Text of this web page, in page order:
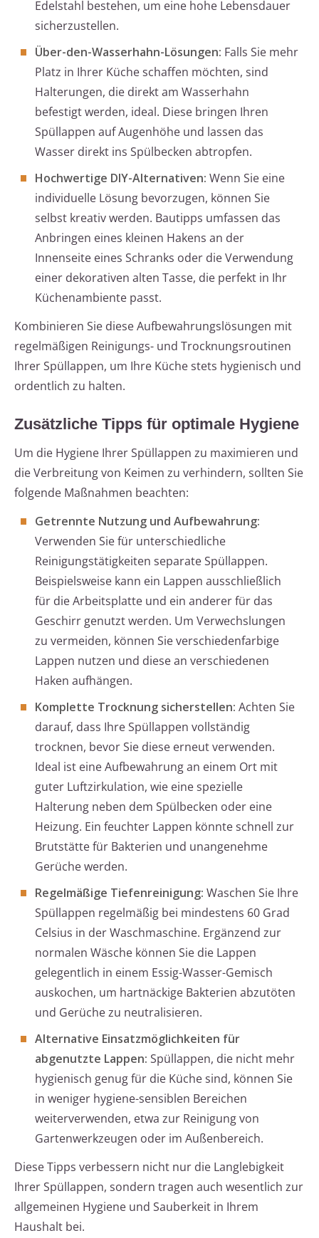
Edelstahl bestehen, um eine hohe Lebensdauer
sicherzustellen.
Über-den-Wasserhahn-Lösungen: Falls Sie mehr
Platz in Ihrer Küche schaffen möchten, sind
Halterungen, die direkt am Wasserhahn
befestigt werden, ideal. Diese bringen Ihren
Spüllappen auf Augenhöhe und lassen das
Wasser direkt ins Spülbecken abtropfen.
Hochwertige DIY-Alternativen: Wenn Sie eine
individuelle Lösung bevorzugen, können Sie
selbst kreativ werden. Bautipps umfassen das
Anbringen eines kleinen Hakens an der
Innenseite eines Schranks oder die Verwendung
einer dekorativen alten Tasse, die perfekt in Ihr
Küchenambiente passt.
Kombinieren Sie diese Aufbewahrungslösungen mit
regelmäßigen Reinigungs- und Trocknungsroutinen
Ihrer Spüllappen, um Ihre Küche stets hygienisch und
ordentlich zu halten.
Zusätzliche Tipps für optimale Hygiene
Um die Hygiene Ihrer Spüllappen zu maximieren und
die Verbreitung von Keimen zu verhindern, sollten Sie
folgende Maßnahmen beachten:
Getrennte Nutzung und Aufbewahrung:
Verwenden Sie für unterschiedliche
Reinigungstätigkeiten separate Spüllappen.
Beispielsweise kann ein Lappen ausschließlich
für die Arbeitsplatte und ein anderer für das
Geschirr genutzt werden. Um Verwechslungen
zu vermeiden, können Sie verschiedenfarbige
Lappen nutzen und diese an verschiedenen
Haken aufhängen.
Komplette Trocknung sicherstellen: Achten Sie
darauf, dass Ihre Spüllappen vollständig
trocknen, bevor Sie diese erneut verwenden.
Ideal ist eine Aufbewahrung an einem Ort mit
guter Luftzirkulation, wie eine spezielle
Halterung neben dem Spülbecken oder eine
Heizung. Ein feuchter Lappen könnte schnell zur
Brutstätte für Bakterien und unangenehme
Gerüche werden.
Regelmäßige Tiefenreinigung: Waschen Sie Ihre
Spüllappen regelmäßig bei mindestens 60 Grad
Celsius in der Waschmaschine. Ergänzend zur
normalen Wäsche können Sie die Lappen
gelegentlich in einem Essig-Wasser-Gemisch
auskochen, um hartnäckige Bakterien abzutöten
und Gerüche zu neutralisieren.
Alternative Einsatzmöglichkeiten für
abgenutzte Lappen: Spüllappen, die nicht mehr
hygienisch genug für die Küche sind, können Sie
in weniger hygiene-sensiblen Bereichen
weiterverwenden, etwa zur Reinigung von
Gartenwerkzeugen oder im Außenbereich.
Diese Tipps verbessern nicht nur die Langlebigkeit
Ihrer Spüllappen, sondern tragen auch wesentlich zur
allgemeinen Hygiene und Sauberkeit in Ihrem
Haushalt bei.